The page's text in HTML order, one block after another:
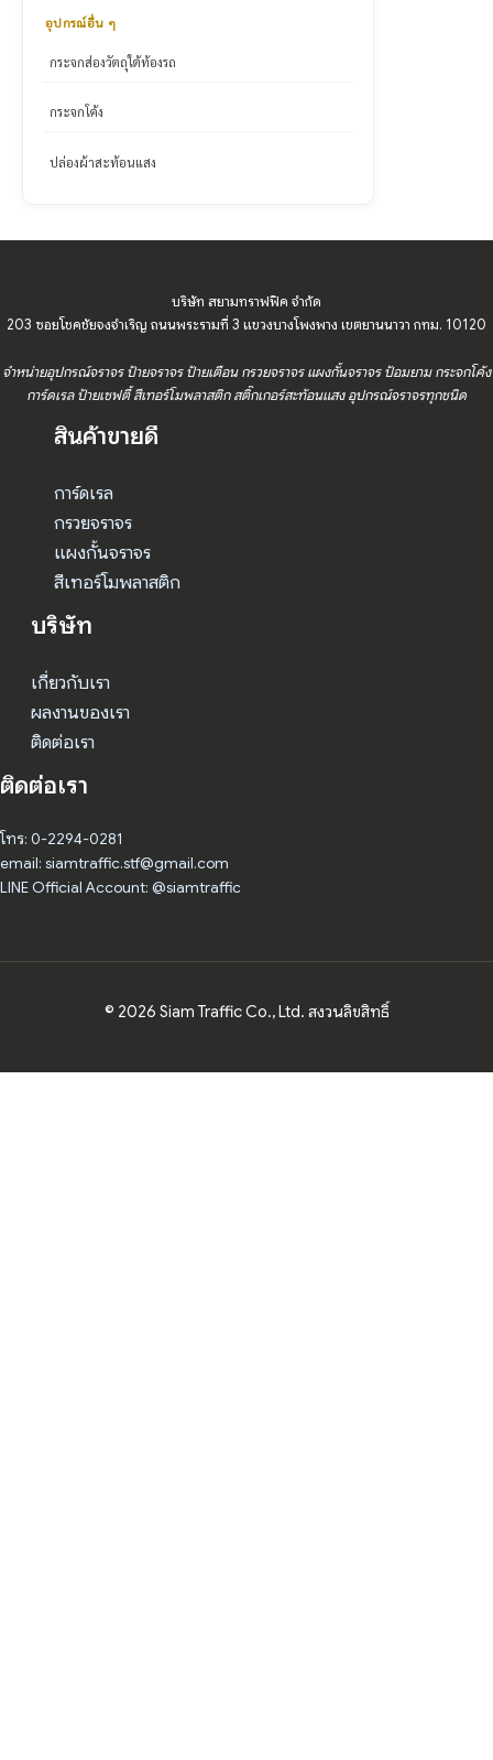
อุปกรณ์อื่น ๆ
กระจกส่องวัตถุใต้ท้องรถ
กระจกโค้ง
ปล่องผ้าสะท้อนแสง
บริษัท สยามทราฟฟิค จำกัด
203 ซอยโชคชัยจงจำเริญ ถนนพระรามที่ 3 แขวงบางโพงพาง เขตยานนาวา กทม. 10120
จำหน่ายอุปกรณ์จราจร ป้ายจราจร ป้ายเตือน กรวยจราจร แผงกั้นจราจร ป้อมยาม กระจกโค้ง
การ์ดเรล ป้ายเซฟตี้ สีเทอร์โมพลาสติก สติ๊กเกอร์สะท้อนแสง อุปกรณ์จราจรทุกชนิด
สินค้าขายดี
การ์ดเรล
กรวยจราจร
แผงกั้นจราจร
สีเทอร์โมพลาสติก
บริษัท
เกี่ยวกับเรา
ผลงานของเรา
ติดต่อเรา
ติดต่อเรา
โทร: 0-2294-0281
email: siamtraffic.stf@gmail.com
LINE Official Account: @siamtraffic
© 2026 Siam Traffic Co., Ltd. สงวนลิขสิทธิ์